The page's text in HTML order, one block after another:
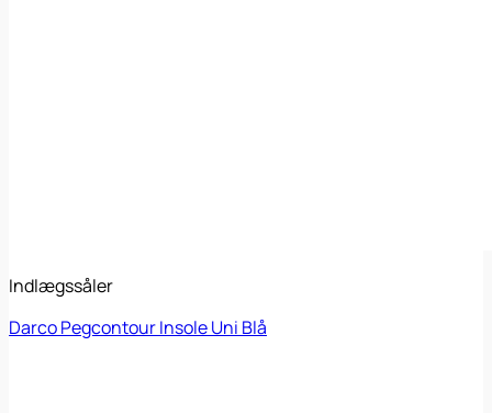
Indlægssåler
Darco Pegcontour Insole Uni Blå